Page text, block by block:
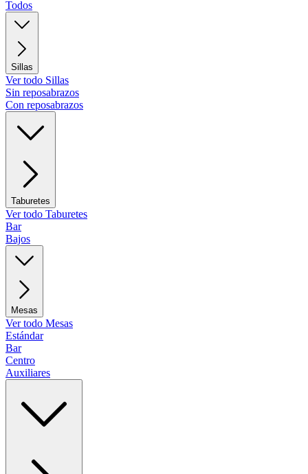
Todos
Sillas
Ver todo Sillas
Sin reposabrazos
Con reposabrazos
Taburetes
Ver todo Taburetes
Bar
Bajos
Mesas
Ver todo Mesas
Estándar
Bar
Centro
Auxiliares